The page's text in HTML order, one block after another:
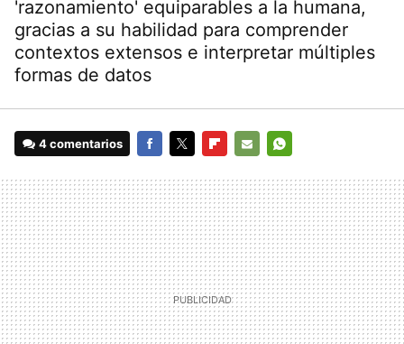
'razonamiento' equiparables a la humana,
gracias a su habilidad para comprender
contextos extensos e interpretar múltiples
formas de datos
4 comentarios
MAIL